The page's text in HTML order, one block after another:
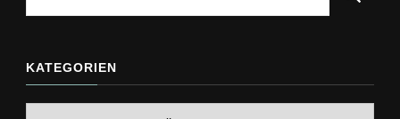
du
etwas?
KATEGORIEN